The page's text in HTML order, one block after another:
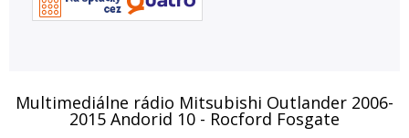
Multimediálne rádio Mitsubishi Outlander 2006-
2015 Andorid 10 - Rocford Fosgate